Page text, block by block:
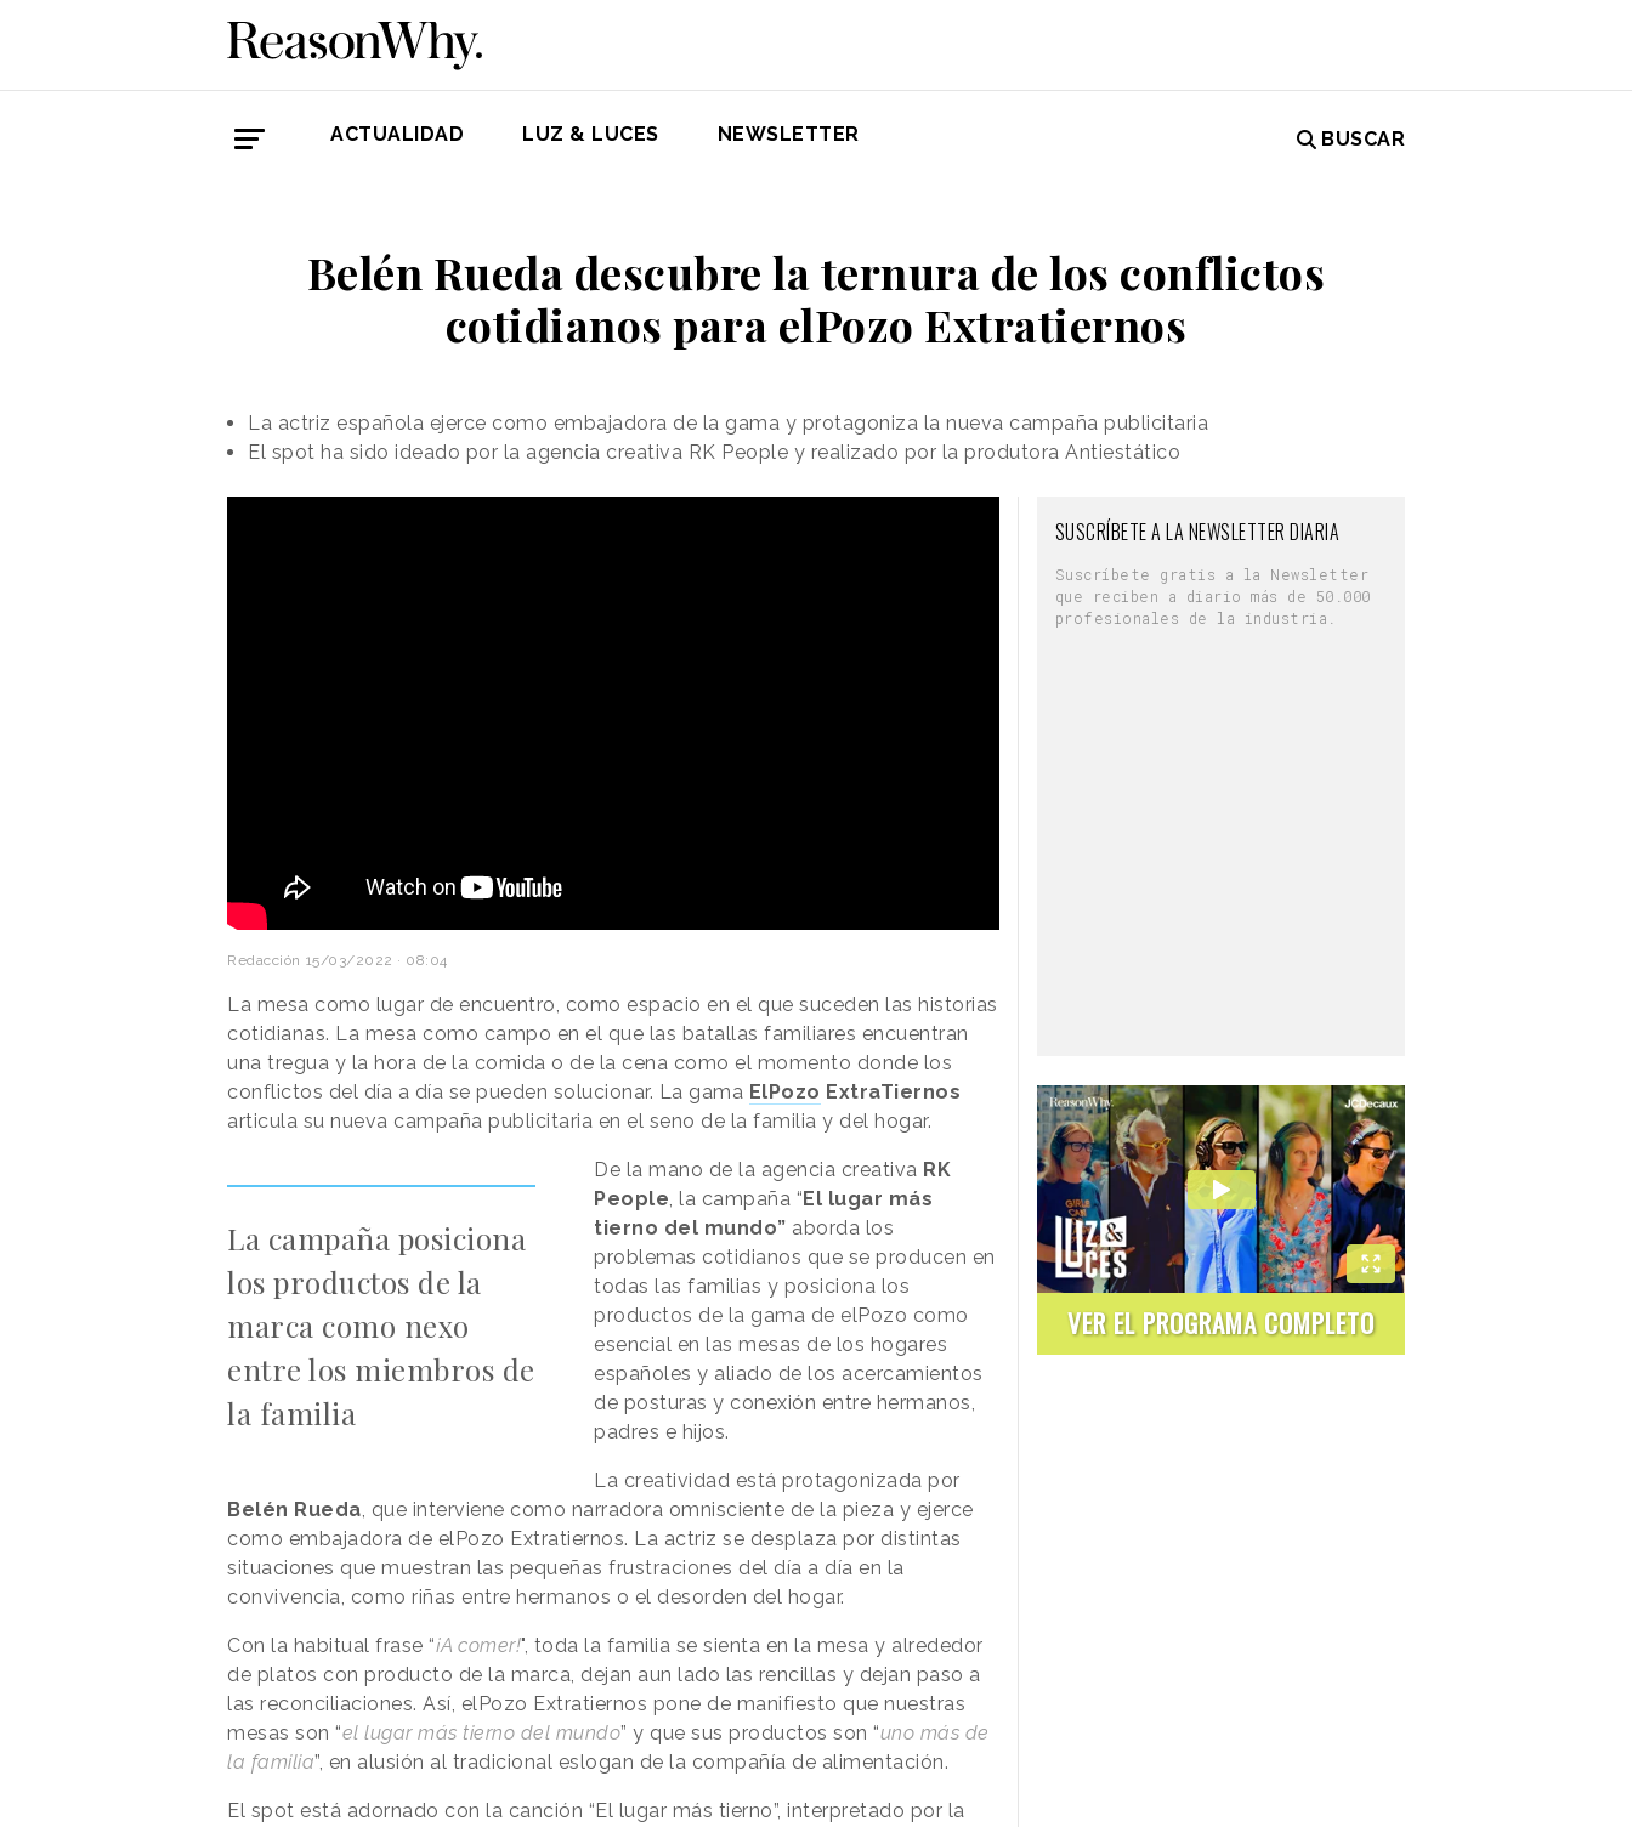
ACTUALIDAD LUZ & LUCES NEWSLETTER BUSCAR
Belén Rueda descubre la ternura de los conflictos
cotidianos para elPozo Extratiernos
La actriz española ejerce como embajadora de la gama y protagoniza la nueva campaña publicitaria
El spot ha sido ideado por la agencia creativa RK People y realizado por la produtora Antiestático
Redacción 15/03/2022 · 08:04
La mesa como lugar de encuentro, como espacio en el que suceden las historias
cotidianas. La mesa como campo en el que las batallas familiares encuentran
una tregua y la hora de la comida o de la cena como el momento donde los
conflictos del día a día se pueden solucionar. La gama ElPozo ExtraTiernos
articula su nueva campaña publicitaria en el seno de la familia y del hogar.
La campaña posiciona
los productos de la
marca como nexo
entre los miembros de
la familia
De la mano de la agencia creativa RK
People, la campaña “ El lugar más
tierno del mundo” aborda los
problemas cotidianos que se producen en
todas las familias y posiciona los
productos de la gama de elPozo como
esencial en las mesas de los hogares
españoles y aliado de los acercamientos
de posturas y conexión entre hermanos,
padres e hijos.
La creatividad está protagonizada por
Belén Rueda, que interviene como narradora omnisciente de la pieza y ejerce
como embajadora de elPozo Extratiernos. La actriz se desplaza por distintas
situaciones que muestran las pequeñas frustraciones del día a día en la
convivencia, como riñas entre hermanos o el desorden del hogar.
Con la habitual frase “¡A comer!", toda la familia se sienta en la mesa y alrededor
de platos con producto de la marca, dejan aun lado las rencillas y dejan paso a
las reconciliaciones. Así, elPozo Extratiernos pone de manifiesto que nuestras
mesas son “el lugar más tierno del mundo” y que sus productos son “uno más de
la familia”, en alusión al tradicional eslogan de la compañía de alimentación.
El spot está adornado con la canción “El lugar más tierno”, interpretado por la
SUSCRÍBETE A LA NEWSLETTER DIARIA
Suscríbete gratis a la Newsletter
que reciben a diario más de 50.000
profesionales de la industria.
VER EL PROGRAMA COMPLETO